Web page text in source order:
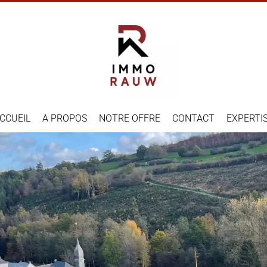
A PROPOS NOTRE OFFRE CONTACT